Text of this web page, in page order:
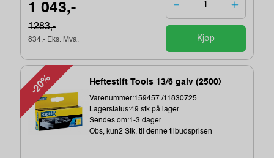
1 043,-
1283,-
834,- Eks. Mva. Kjøp
-20% Heftestift Tools 13/6 galv (2500)
Varenummer:159457 /11830725
Lagerstatus:49 stk på lager.
Sendes om:1-3 dager
Obs, kun2 Stk. til denne tilbudsprisen